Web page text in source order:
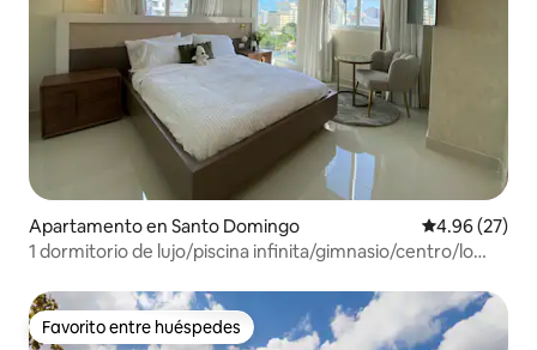
Apartamento en Santo Domingo Calificación
4.96 (27)
1 dormitorio de lujo/piscina infinita/gimnasio/centro/lo
Favorito entre huéspedes
Favorito entre huéspedes